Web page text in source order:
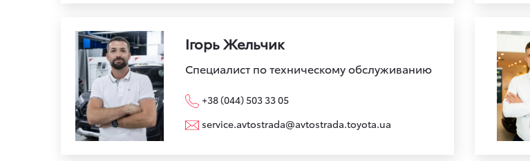
Ігорь Жельчик
Специалист по техническому обслуживанию
+38 (044) 503 33 05
service.avtostrada@avtostrada.toyota.ua